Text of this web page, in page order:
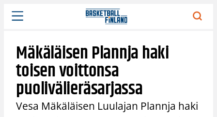
Siirry
sisältöön
Mäkäläisen Plannja haki
toisen voittonsa
puolivälieräsarjassa
Vesa Mäkäläisen Luulajan Plannja haki